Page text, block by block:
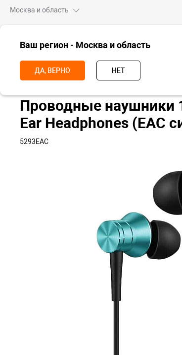
Москва и область
Ваш регион - Москва и область
ДА, ВЕРНО НЕТ
Главная Носимые устройства Наушники
Проводные наушники
Ear Headphones (EAC
5293EAC